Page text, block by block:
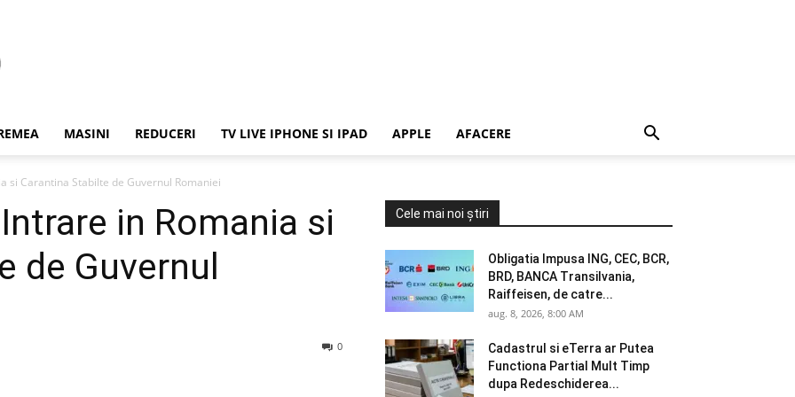
MASINI REDUCERI TV LIVE IPHONE SI IPAD APPLE AFACERE
si Carantina Stabilte de Guvernul Romaniei
in Romania si
de Guvernul
0
Cele mai noi știri
Obligatia Impusa ING, CEC, BCR,
BRD, BANCA Transilvania,
Raiffeisen, de catre...
aug. 8, 2026, 8:00 AM
Cadastrul si eTerra ar Putea
Functiona Partial Mult Timp
dupa Redeschiderea...